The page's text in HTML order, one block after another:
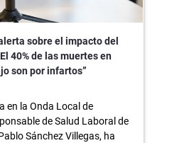
sobre el impacto del
40% de las muertes en
son por infartos”
en la Onda Local de
de Salud Laboral de
Sánchez Villegas, ha